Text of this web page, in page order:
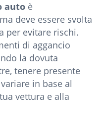
auto è
deve essere svolta
per evitare rischi.
di aggancio
la dovuta
tenere presente
in base al
vettura e alla